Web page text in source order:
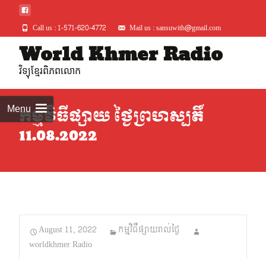
Call us : 1-571-620-4772 Mail us : sansuwith@gmail.com
World Khmer Radio
វិទ្យុខ្មែរពិភពលោក
Menuកម្មវិធីផ្សាយ ថ្ងៃព្រហស្បតិ៍
11.08.2022
August 11, 2022
កម្មវិធីផ្សាយរាល់ថ្ងៃ
worldkhmer Radio